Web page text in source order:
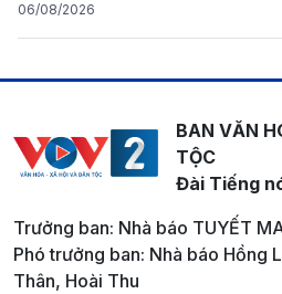
06/08/2026
BAN VĂN
TỘC
Đài Tiếng
Trưởng ban: Nhà báo TUYẾT
Phó trưởng ban: Nhà báo Hồng
Thân, Hoài Thu